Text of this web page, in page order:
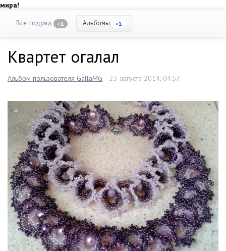
мира!
Все подряд +1 Альбомы +1
Квартет огалал
Альбом пользователя GallaMG 23 августа 2014, 04:57